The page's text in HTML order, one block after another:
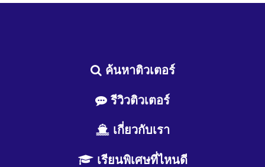
ค้นหาติวเตอร์
รีวิวติวเตอร์
เกี่ยวกับเรา
เรียนพิเศษที่ไหนดี